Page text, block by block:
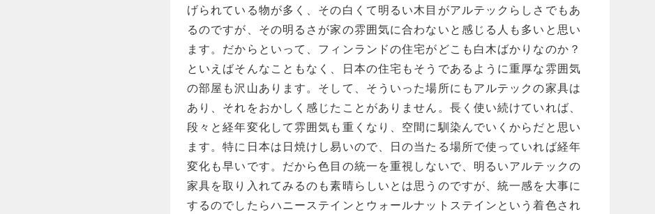
げられている物が多く、その白くて明るい木目がアルテックらしさでもあ
るのですが、その明るさが家の雰囲気に合わないと感じる人も多いと思い
ます。だからといって、フィンランドの住宅がどこも白木ばかりなのか？
といえばそんなこともなく、日本の住宅もそうであるように重厚な雰囲気
の部屋も沢山あります。そして、そういった場所にもアルテックの家具は
あり、それをおかしく感じたことがありません。長く使い続けていれば、
段々と経年変化して雰囲気も重くなり、空間に馴染んでいくからだと思い
ます。特に日本は日焼けし易いので、日の当たる場所で使っていれば経年
変化も早いです。だから色目の統一を重視しないで、明るいアルテックの
家具を取り入れてみるのも素晴らしいとは思うのですが、統一感を大事に
するのでしたらハニーステインとウォールナットステインという着色され